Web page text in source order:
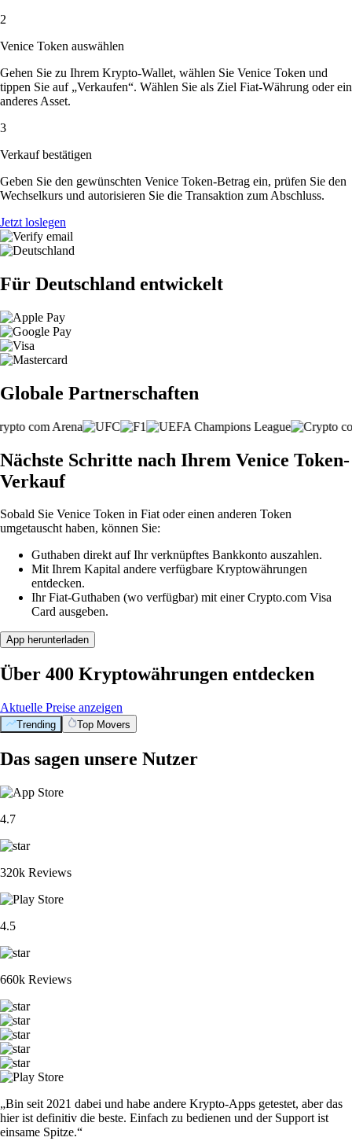
2
Venice Token auswählen
Gehen Sie zu Ihrem Krypto-Wallet, wählen Sie Venice Token und
tippen Sie auf „Verkaufen“. Wählen Sie als Ziel Fiat-Währung oder ein
anderes Asset.
3
Verkauf bestätigen
Geben Sie den gewünschten Venice Token-Betrag ein, prüfen Sie den
Wechselkurs und autorisieren Sie die Transaktion zum Abschluss.
Jetzt loslegen
Für Deutschland entwickelt
Globale Partnerschaften
Nächste Schritte nach Ihrem Venice Token-
Verkauf
Sobald Sie Venice Token in Fiat oder einen anderen Token
umgetauscht haben, können Sie:
Guthaben direkt auf Ihr verknüpftes Bankkonto auszahlen.
Mit Ihrem Kapital andere verfügbare Kryptowährungen
entdecken.
Ihr Fiat-Guthaben (wo verfügbar) mit einer Crypto.com Visa
Card ausgeben.
App herunterladen
Über 400 Kryptowährungen entdecken
Aktuelle Preise anzeigen
Trending Top Movers
Das sagen unsere Nutzer
4.7
320k Reviews
4.5
660k Reviews
„Bin seit 2021 dabei und habe andere Krypto-Apps getestet, aber das
hier ist definitiv die beste. Einfach zu bedienen und der Support ist
einsame Spitze.“